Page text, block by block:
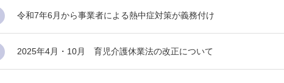
令和7年6月から事業者による熱中症対策が義務付け
2025年4月・10月 育児介護休業法の改正について